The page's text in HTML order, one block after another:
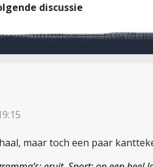
discussie
maar toch een paar